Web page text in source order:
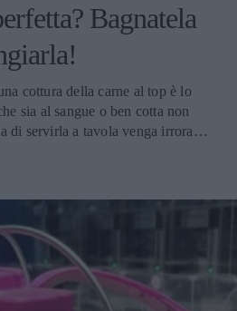
Bagnatela
cottura della carne al top è lo
sia al sangue o ben cotta non
di servirla a tavola venga irrorata